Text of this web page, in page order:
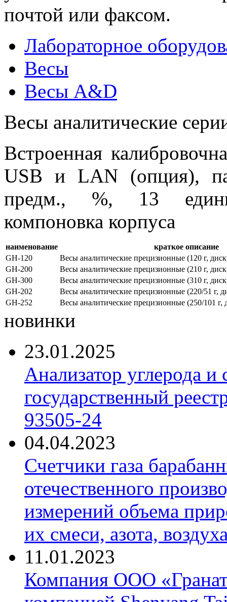
почтой или факсом.
Лабораторное
Весы
Весы A&D
Весы аналитические
Встроенная
USB и LAN (опция),
предм., %, 13
компоновка корпуса
наименование
краткое описание
GH-120
Весы аналитические прецизионные (120 г,
GH-200
Весы аналитические прецизионные (210 г,
GH-300
Весы аналитические прецизионные (310 г,
GH-202
Весы аналитические прецизионные (220/51 г,
GH-252
Весы аналитические прецизионные (250/101 г,
новинки
23.01.2025
Анализатор углерода
государственный
93505-24
04.04.2023
Счетчики газа
отечественного
измерений объема
их смеси, азота,
11.01.2023
Компания ООО